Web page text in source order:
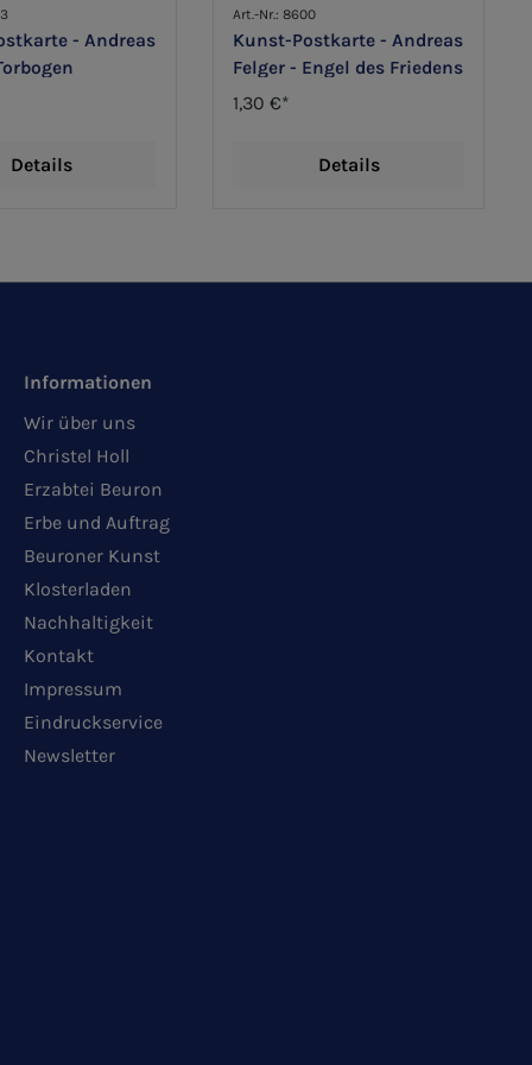
- Andreas
Details
Art.-Nr.: 8600
Kunst-Postkarte - Andreas
Felger - Engel des Friedens
1,30 €*
Details
Informationen
Wir über uns
Christel Holl
Erzabtei Beuron
Erbe und Auftrag
Beuroner Kunst
Klosterladen
Nachhaltigkeit
Kontakt
Impressum
Eindruckservice
Newsletter